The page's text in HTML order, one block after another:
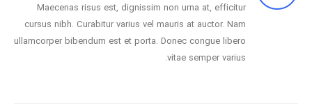
Maecenas risus est, dignissim non urna at, efficitur
cursus nibh. Curabitur varius vel mauris at auctor. Nam
ullamcorper bibendum est et porta. Donec congue libero
vitae semper varius.